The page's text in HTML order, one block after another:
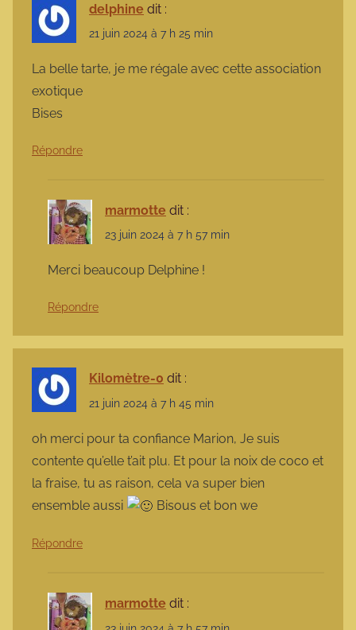
delphine dit :
21 juin 2024 à 7 h 25 min
La belle tarte, je me régale avec cette association
exotique
Bises
Répondre
marmotte dit :
23 juin 2024 à 7 h 57 min
Merci beaucoup Delphine !
Répondre
Kilomètre-0 dit :
21 juin 2024 à 7 h 45 min
oh merci pour ta confiance Marion, Je suis
contente qu’elle t’ait plu. Et pour la noix de coco et
la fraise, tu as raison, cela va super bien
ensemble aussi
Bisous et bon we
Répondre
marmotte dit :